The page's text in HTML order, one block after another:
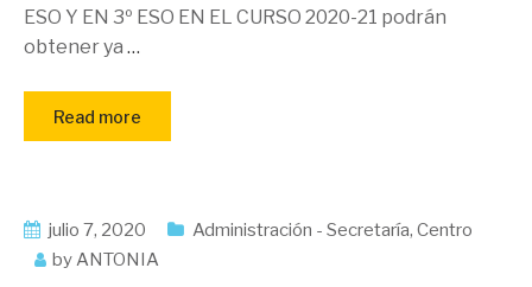
ESO Y EN 3º ESO EN EL CURSO 2020-21 podrán
obtener ya …
Read more
julio 7, 2020 Administración - Secretaría, Centro
byANTONIA